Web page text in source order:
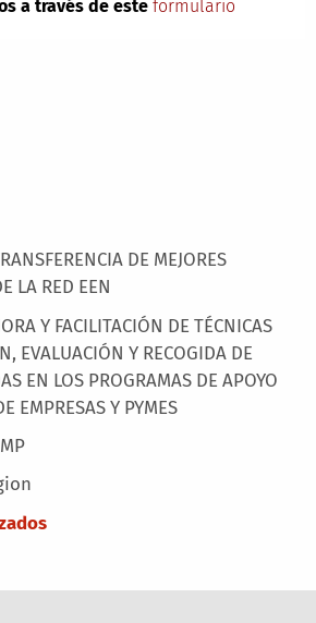
DE MEJORES
LA RED EEN
Y FACILITACIÓN DE TÉCNICAS
EVALUACIÓN Y RECOGIDA DE
EN LOS PROGRAMAS DE APOYO
EMPRESAS Y PYMES
a través de este formulario